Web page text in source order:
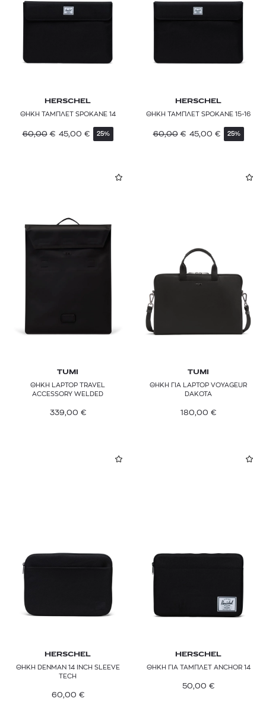
Θήκες κινητού
Θερμός
HERSCHEL
ΘΗΚΗ ΤΑΜΠΛΕΤ SPOKANE 14
60,00 € 45,00 € 25%
HERSCHEL
ΘΗΚΗ ΤΑΜΠΛΕΤ SPOKANE 15-16
60,00 € 45,00 € 25%
TUMI
ΘΗΚΗ LAPTOP TRAVEL
ACCESSORY WELDED
339,00 €
TUMI
ΘΗΚΗ ΓΙΑ LAPTOP VOYAGEUR
DAKOTA
180,00 €
HERSCHEL
ΘΗΚΗ DENMAN 14 INCH SLEEVE
TECH
60,00 €
HERSCHEL
ΘΗΚΗ ΓΙΑ ΤΑΜΠΛΕΤ ANCHOR 14
50,00 €